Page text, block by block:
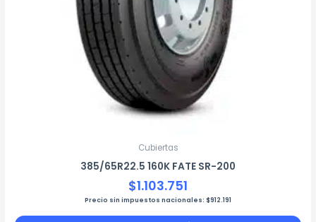
Cubiertas
385/65R22.5 160K FATE SR-200
$1.103.751
Precio sin impuestos nacionales: $912.191